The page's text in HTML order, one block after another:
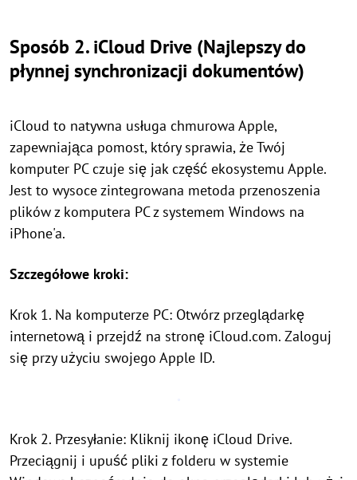
Sposób 2. iCloud Drive (Najlepszy do
płynnej synchronizacji dokumentów)
iCloud to natywna usługa chmurowa Apple,
zapewniająca pomost, który sprawia, że Twój
komputer PC czuje się jak część ekosystemu Apple.
Jest to wysoce zintegrowana metoda przenoszenia
plików z komputera PC z systemem Windows na
iPhone'a.
Szczegółowe kroki:
Krok 1. Na komputerze PC: Otwórz przeglądarkę
internetową i przejdź na stronę iCloud.com. Zaloguj
się przy użyciu swojego Apple ID.
Krok 2. Przesyłanie: Kliknij ikonę iCloud Drive.
Przeciągnij i upuść pliki z folderu w systemie